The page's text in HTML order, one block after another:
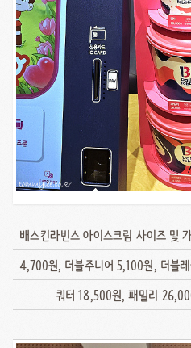
배스킨라빈스 아이스크림 사이즈 및
4,700원, 더블주니어 5,100원, 더블
쿼터 18,500원, 패밀리